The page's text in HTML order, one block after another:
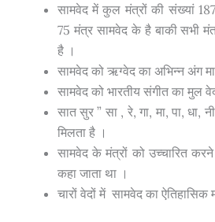
सामवेद में कुल मंत्रों की संख्यां
75 मंत्र सामवेद के है बाकी सभी
है ।
सामवेद को ऋग्वेद का अभिन्न अंग
सामवेद को भारतीय संगीत का मुल
सात सुर ” सा , रे, गा, मा, पा, धा,
मिलता है ।
सामवेद के मंत्रों को उच्चारित
कहा जाता था ।
चारों वेदों में सामवेद का